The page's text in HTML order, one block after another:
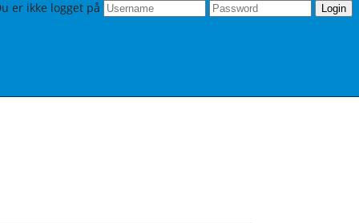
er ikke logget på Login